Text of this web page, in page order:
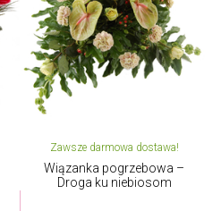
Zawsze darmowa dostawa!
Wiązanka pogrzebowa –
Droga ku niebiosom